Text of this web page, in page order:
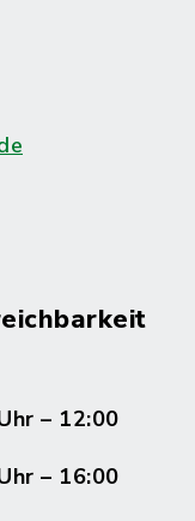
– 12:00
– 16:00